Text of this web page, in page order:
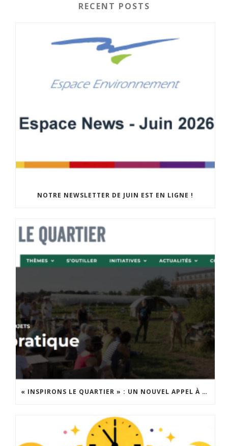
RECENT POSTS
NOTRE NEWSLETTER DE JUIN EST EN LIGNE !
« INSPIRONS LE QUARTIER » : UN NOUVEL APPEL À PROJETS EST LANCÉ !